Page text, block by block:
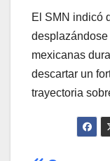
El SMN indicó
mexicanas
descartar un
trayectoria